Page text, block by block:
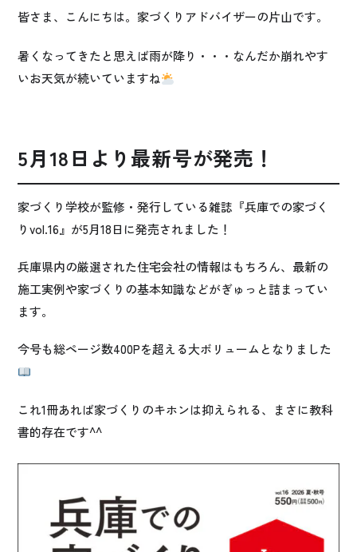
皆さま、こんにちは。家づくりアドバイザーの片山です。
暑くなってきたと思えば雨が降り・・・なんだか崩れやす
いお天気が続いていますね
5月18日より最新号が発売！
家づくり学校が監修・発行している雑誌『兵庫での家づく
りvol.16』が5月18日に発売されました！
兵庫県内の厳選された住宅会社の情報はもちろん、最新の
施工実例や家づくりの基本知識などがぎゅっと詰まってい
ます。
今号も総ページ数400Pを超える大ボリュームとなりました
これ1冊あれば家づくりのキホンは抑えられる、まさに教科
書的存在です^^